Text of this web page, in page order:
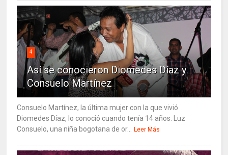
4
Así se conocieron Diomedes Díaz y
Consuelo Martínez
Consuelo Martínez, la última mujer con la que vivió
Diomedes Díaz, lo conoció cuando tenía 14 años. Luz
Consuelo, una niña bogotana de or... Leer Más